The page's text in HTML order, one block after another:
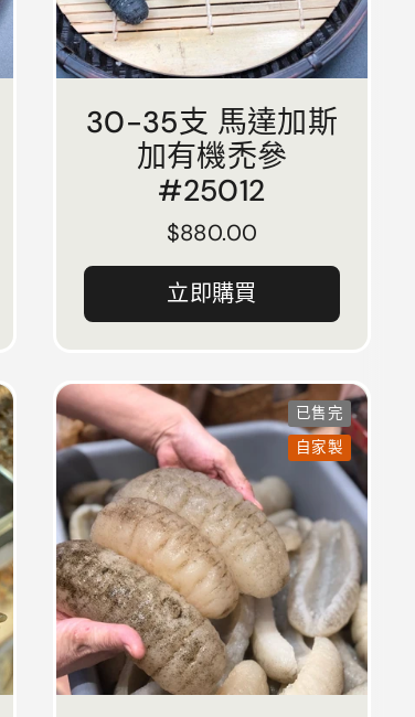
30-35支 馬達加斯
加有機禿參
#25012
正常價格
$880.00
立即購買
已售完
自家製